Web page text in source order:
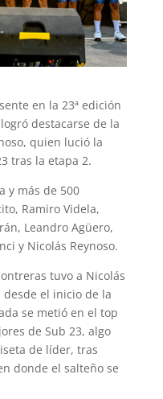
en la 23ª edición
destacarse de la
quien lució la
tras la etapa 2.
y más de 500
Ramiro Videla,
Leandro Agüero,
y Nicolás Reynoso.
tuvo a Nicolás
desde el inicio de la
se metió en el top
de Sub 23, algo
de líder, tras
donde el salteño se